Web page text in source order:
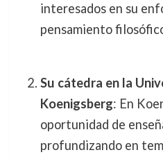
interesados en su
pensamiento
Su cátedra en la
Koenigsberg: En
oportunidad de
profundizando en